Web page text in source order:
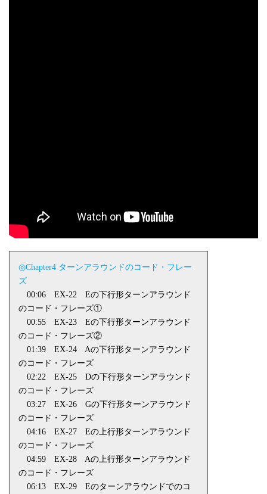
◎Chapter4 ターンアラウンドのコード・フレー
ズ
00:06 EX-22 Eの下行形ターンアラウンド
のコード・フレーズ①
00:55 EX-23 Eの下行形ターンアラウンド
のコード・フレーズ②
01:39 EX-24 Aの下行形ターンアラウンド
のコード・フレーズ
02:22 EX-25 Dの下行形ターンアラウンド
のコード・フレーズ
03:27 EX-26 Gの下行形ターンアラウンド
のコード・フレーズ
04:16 EX-27 Eの上行形ターンアラウンド
のコード・フレーズ
04:59 EX-28 Aの上行形ターンアラウンド
のコード・フレーズ
06:13 EX-29 Eのターンアラウンドでのコ